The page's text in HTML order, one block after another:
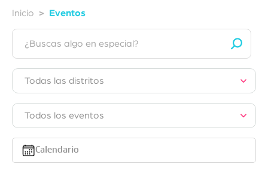
Inicio Eventos
Calendario